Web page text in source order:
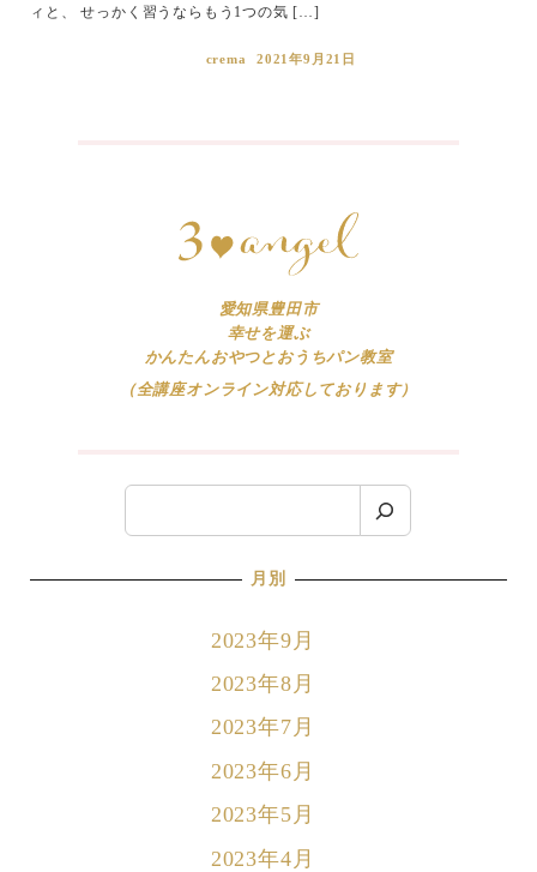
ィと、 せっかく習うならもう1つの気 […]
crema 2021年9月21日
愛知県豊田市
幸せを運ぶ
かんたんおやつとおうちパン教室
（全講座オンライン対応しております）
索
月別
2023年9月
2023年8月
2023年7月
2023年6月
2023年5月
2023年4月